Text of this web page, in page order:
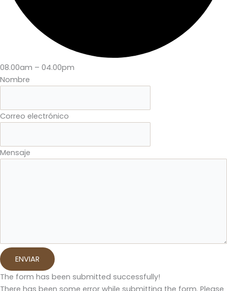
08.00am – 04.00pm
Nombre
Correo electrónico
Mensaje
ENVIAR
The form has been submitted successfully!